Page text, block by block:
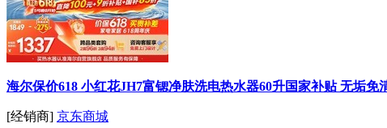
海尔保价618 小红花JH7富锶净肤洗电热水器60升国家补贴 无垢
[经销商] 京东商城